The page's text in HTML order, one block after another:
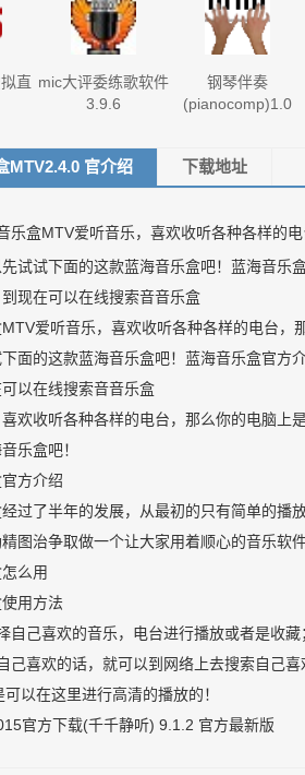
直 mic大评委练歌软件
3.9.6
钢琴伴奏
(pianocomp)1.0
MTV2.4.0 官介绍 下载地址
乐盒MTV爱听音乐，喜欢收听各种各样的
试试下面的这款蓝海音乐盒吧！蓝海音乐
现在可以在线搜索音音乐盒
爱听音乐，喜欢收听各种各样的电台
面的这款蓝海音乐盒吧！蓝海音乐盒官方
以在线搜索音音乐盒
欢收听各种各样的电台，那么你的电脑上
乐盒吧！
方介绍
过了半年的发展，从最初的只有简单的播
图治争取做一个让大家用着顺心的音乐软
么用
用方法
自己喜欢的音乐，电台进行播放或者是收藏
己喜欢的话，就可以到网络上去搜索自己喜
以在这里进行高清的播放的！
官方下载(千千静听) 9.1.2 官方最新版